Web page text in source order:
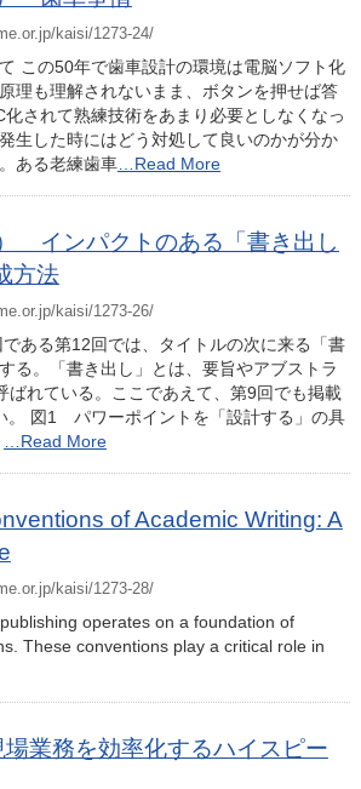
kaisi/1273-24/
この50年で歯車設計の環境は電脳ソフト化
理も理解されないまま、ボタンを押せば答
されて熟練技術をあまり必要としなくなっ
生した時にはどう対処して良いのかが分か
ある老練歯車…Read More
インパクトのある「書き出し
方法
kaisi/1273-26/
ある第12回では、タイトルの次に来る「書
る。「書き出し」とは、要旨やアブストラ
ばれている。ここであえて、第9回でも掲載
。 図1 パワーポイントを「設計する」の具
…Read More
of Academic Writing: A
kaisi/1273-28/
operates on a foundation of
These conventions play a critical role in
場業務を効率化するハイスピー